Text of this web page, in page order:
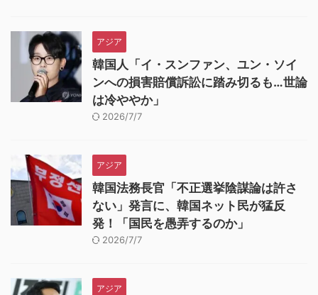
アジア
韓国人「イ・スンファン、ユン・ソイ
ンへの損害賠償訴訟に踏み切るも…世論
は冷ややか」
2026/7/7
アジア
韓国法務長官「不正選挙陰謀論は許さ
ない」発言に、韓国ネット民が猛反
発！「国民を愚弄するのか」
2026/7/7
アジア